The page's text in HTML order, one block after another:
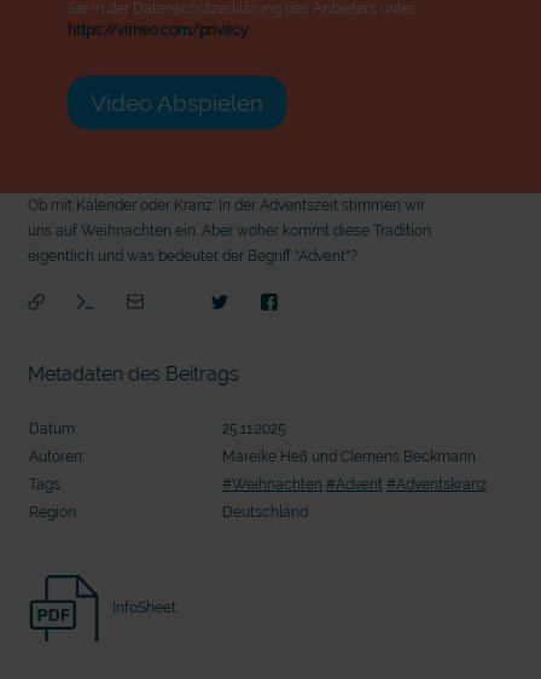
Seelsorge für Trucker: "Könige der
Landstraße" oder "Deppen der Nation"?
Sie in der Datenschutzerklärung des Anbieters unter:
https://vimeo.com/privacy
Video Abspielen
Ob mit Kalender oder Kranz: In der Adventszeit stimmen wir
uns auf Weihnachten ein. Aber woher kommt diese Tradition
eigentlich und was bedeutet der Begriff "Advent"?
Metadaten des Beitrags
Datum:
25.11.2025
Autoren:
Mareike Heß und Clemens Beckmann
Tags:
#Weihnachten #Advent #Adventskranz
Region:
Deutschland
InfoSheet